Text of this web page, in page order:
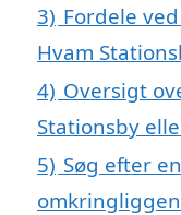
3) Fordele
Hvam
4) Oversigt
Stationsby
5) Søg efter